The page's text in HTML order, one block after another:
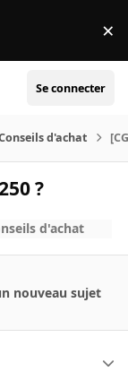
×
Se connecter
d'achat
?
d'achat
nouveau sujet